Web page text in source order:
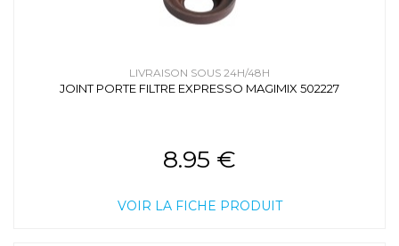
LIVRAISON SOUS 24H/48H
JOINT PORTE FILTRE EXPRESSO MAGIMIX 502227
8.95 €
VOIR LA FICHE PRODUIT